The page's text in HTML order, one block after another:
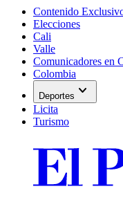
Contenido
Elecciones
Cali
Valle
Comunicadores en
Colombia
Deportes expand_more
Licita
Turismo